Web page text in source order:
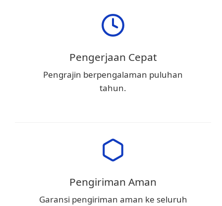
Pengerjaan Cepat
Pengrajin berpengalaman puluhan
tahun.
Pengiriman Aman
Garansi pengiriman aman ke seluruh